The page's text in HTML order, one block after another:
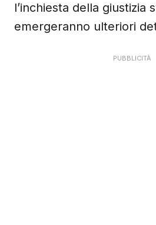
l’inchiesta della giustizia
emergeranno ulteriori